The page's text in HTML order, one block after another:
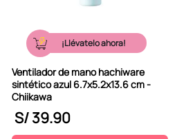
¡Llévatelo ahora!
Ventilador de mano hachiware
sintético azul 6.7x5.2x13.6 cm -
Chiikawa
S/39.90